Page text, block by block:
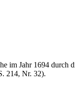
im Jahr 1694 durch
214, Nr. 32).